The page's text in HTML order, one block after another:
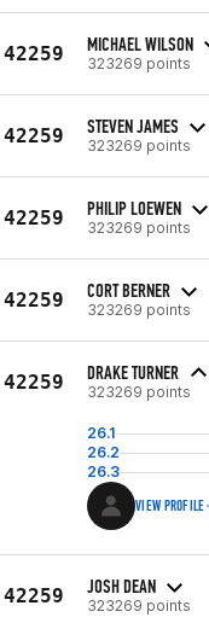
42259 MICHAEL WILSON
323269 points
42259 STEVEN JAMES
323269 points
42259 PHILIP LOEWEN
323269 points
42259 CORT BERNER
323269 points
42259 DRAKE TURNER
323269 points
26.1
26.2
26.3
VIEW PROFILE
42259 JOSH DEAN
323269 points